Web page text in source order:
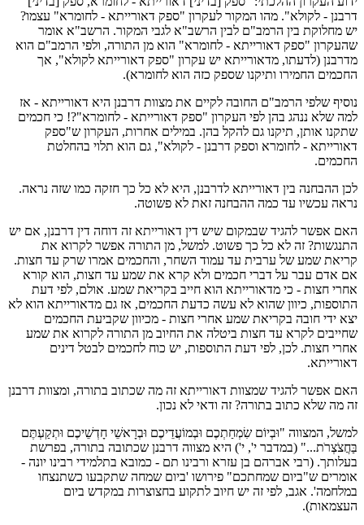
דרבנן - לקולא". מהו המקור לעקרון "ספק דאורייתא - לחומרא" עצמו?
יש מחלוקת בין הרמב"ם לבין הרשב"א לגבי המקור. הרשב"א אומר
שהעקרון "ספק דאורייתא - לחומרא" הוא מן התורה, ולפי הרמב"ם הוא
מדרבנן (לדעתו, מדאורייתא יש עקרון "ספק דאורייתא לקולא", אך
החכמים החמירו ותיקנו שספק כזה הוא לחומרא).
נוסיף שלפי הרמב"ם החובה לקיים את מצוות דרבנן היא דאורייתא - אז
למה שלא ננהג בהן לפי העקרון "ספק דאורייתא - לחומרא"?! כי חכמים
שתקנו אותן, תיקנו גם להקל בהן. במילים אחרות, העקרון ש"ספק
דאורייתא - לחומרא וספק דרבנן - לקולא", גם הוא תלוי בהחלטת
החכמים.
לכן ההבחנה בין דאורייתא לדרבנן, היא לא כל כך חזקה כמו שזה נראה.
נראה עכשיו עד כמה ההבחנה זאת לא פשוטה.
האם אפשר להגיד שבמקום שיש דין דאורייתא זה דוחה דין דרבנן, אם יש
התנגשות? זה לא כל כך פשוט. למשל, מן התורה אפשר לקרוא את
קריאת שמע של ערבית עד עמוד השחר, והחכמים אמרו שרק עד חצות.
אם אדם עבר על דברי חכמים ולא קרא את שמע עד חצות, הוא קורא
אחרי חצות - כי מדאורייתא הוא חייב בקריאת שמע. אולם, לפי דעת
התוספות, כיוון שהוא לא עשה כדעת החכמים, אז גם מדאורייתא הוא לא
יצא ידי חובה בקריאת שמע אחרי חצות - מכיוון שקביעת החכמים
שחייבים לקרא עד חצות ביטלה את החיוב מן התורה לקרוא את שמע
אחרי חצות. לכן, לפי דעת התוספות, יש כוח לחכמים לבטל דינים
דאורייתא.
האם אפשר להגיד שמצוות דאורייתא זה מה שכתוב בתורה, ומצוות דרבנן
זה מה שלא כתוב בתורה? זה ודאי לא נכון.
למשל, המצווה "וּבְיוֹם שִׂמְחַתְכֶם וּבְמוֹעֲדֵיכֶם וּבְרָאשֵׁי חָדְשֵׁיכֶם וּתְקַעְתֶּם
בַּחֲצֹצְרֹת..." (במדבר י', י') היא מצווה דרבנן שכתובה בתורה, בפרשת
בעלותך. (רבי אברהם בן עזרא ורבינו תם - כמובא בתלמידי רבינו יונה -
אומרים ש"ביום שמחתכם" פירושו 'ביום שמחה שתקבעו כשתנצחו
במלחמה'. אגב, לפי זה יש חיוב לתקוע בחצוצרות במקדש ביום
העצמאות).